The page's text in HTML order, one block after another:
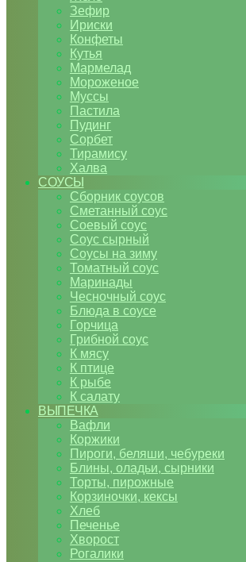
Зефир
Ириски
Конфеты
Кутья
Мармелад
Мороженое
Муссы
Пастила
Пудинг
Сорбет
Тирамису
Халва
СОУСЫ
Сборник соусов
Сметанный соус
Соевый соус
Соус сырный
Соусы на зиму
Томатный соус
Маринады
Чесночный соус
Блюда в соусе
Горчица
Грибной соус
К мясу
К птице
К рыбе
К салату
ВЫПЕЧКА
Вафли
Коржики
Пироги, беляши, чебуреки
Блины, оладьи, сырники
Торты, пирожные
Корзиночки, кексы
Хлеб
Печенье
Хворост
Рогалики